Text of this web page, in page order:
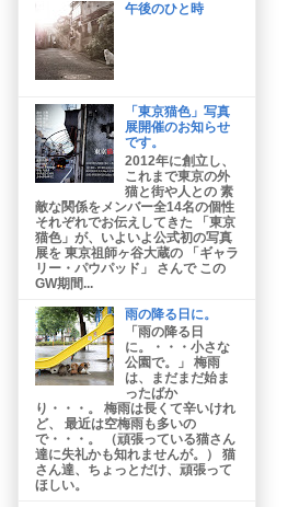
午後のひと時
「東京猫色」写真
展開催のお知らせ
です。
2012年に創立し、
これまで東京の外
猫と街や人との 素
敵な関係をメンバー全14名の個性
それぞれでお伝えしてきた 「東京
猫色」が、いよいよ公式初の写真
展を 東京祖師ヶ谷大蔵の 「ギャラ
リー・パウパッド」 さんで この
GW期間...
雨の降る日に。
「雨の降る日
に。・・・小さな
公園で。」 梅雨
は、まだまだ始ま
ったばか
り・・・。 梅雨は長くて辛いけれ
ど、 最近は空梅雨も多いの
で・・・。 （頑張っている猫さん
達に失礼かも知れませんが。） 猫
さん達、ちょっとだけ、頑張って
ほしい。